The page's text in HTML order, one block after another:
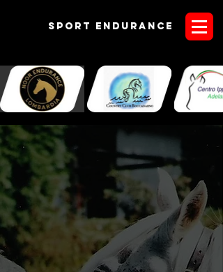
Sport endurANCE